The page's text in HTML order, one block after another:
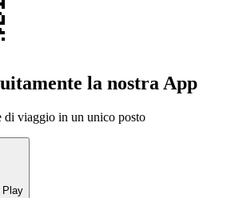
la nostra App
di viaggio in un unico posto
Play